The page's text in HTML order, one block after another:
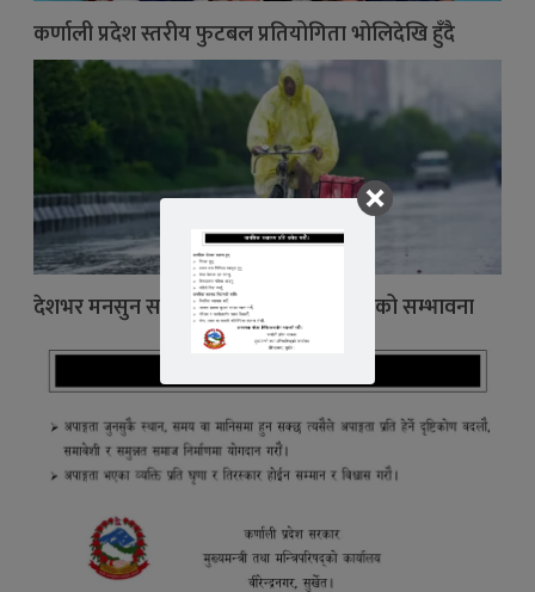
कर्णाली प्रदेश स्तरीय फुटबल प्रतियोगिता भोलिदेखि हुँदै
देशभर मनसुन सक्रियः पाँच प्रदेशमा भारी वर्षाको सम्भावना